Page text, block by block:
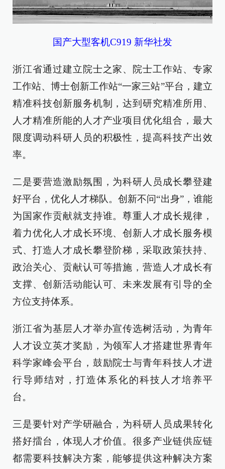
国产大型客机C919 新华社发
浙江省通过建立院士之家、院士工作站、专家
工作站、博士创新工作站“一家三站”平台，建立
精准科技创新服务机制，达到研究精准所用、
人才精准所能的人才产业项目优化组合，最大
限度调动科研人员的积极性，提高科技产出效
率。
二是要营造激励氛围，为科研人员成长攀登建
好平台，优化人才梯队。创新不问“出身”，谁能
为国家作贡献就支持谁。尊重人才成长规律，
着力优化人才成长环境、创新人才成长服务模
式、打造人才成长攀登阶梯，采取政策扶持、
政治关心、贡献认可等措施，营造人才成长有
支撑、创新活动能认可、未来发展有引导的全
方位支持体系。
浙江省为基层人才举办宣传选树活动，为青年
人才设立英才奖励，为领军人才搭建世界青年
科学家峰会平台，鼓励院士与青年科技人才进
行导师结对，打造体系化的科技人才培养平
台。
三是要针对产学研融合，为科研人员成果转化
搭好擂台，体现人才价值。很多产业链供应链
都需要科技解决方案，能够提供这种解决方案